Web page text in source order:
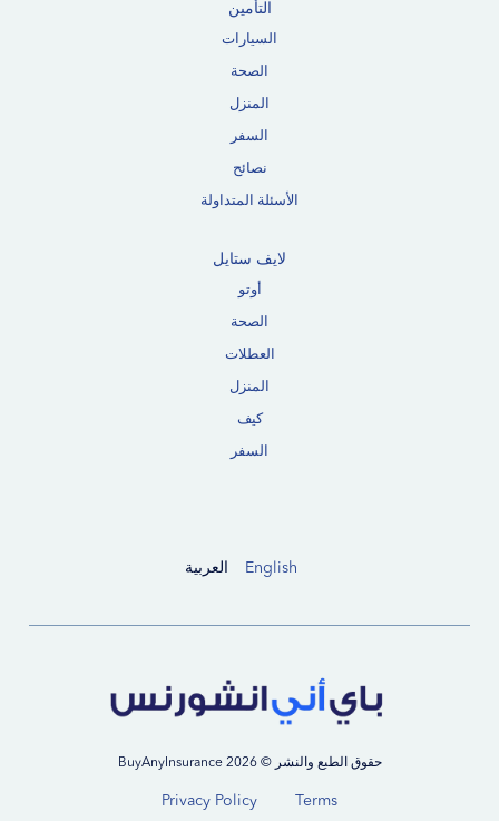
التأمين
السيارات
الصحة
المنزل
السفر
نصائح
الأسئلة المتداولة
لايف ستايل
أوتو
الصحة
العطلات
المنزل
كيف
السفر
English العربية
حقوق الطبع والنشر © 2026 BuyAnyInsurance
Terms
Privacy Policy